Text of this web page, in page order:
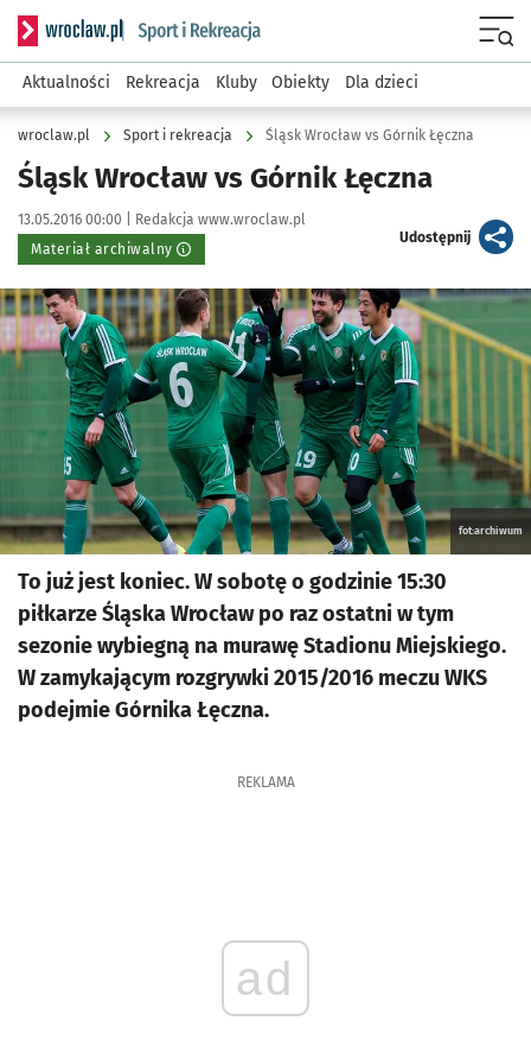
Serwis informacyjny wroclaw.pl podserwis: Sport i rekreacja
Aktualności Rekreacja Kluby Obiekty Dla dzieci
wroclaw.pl Sport i rekreacja Śląsk Wrocław vs Górnik Łęczna
Śląsk Wrocław vs Górnik Łęczna
Data publikacji:
13.05.2016 00:00 | Autor:
Redakcja www.wroclaw.pl
Materiał archiwalny
Udostępnijartykuł
Kliknij, aby powiększyć
fot:archiwum
To już jest koniec. W sobotę o godzinie 15:30
piłkarze Śląska Wrocław po raz ostatni w tym
sezonie wybiegną na murawę Stadionu Miejskiego.
W zamykającym rozgrywki 2015/2016 meczu WKS
podejmie Górnika Łęczna.
REKLAMA
ad